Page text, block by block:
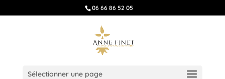
06 66 86 52 05
Sélectionner une page